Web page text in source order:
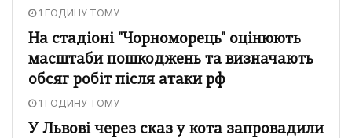
1 ГОДИНУ ТОМУ
На стадіоні "Чорноморець" оцінюють
масштаби пошкоджень та визначають
обсяг робіт після атаки рф
1 ГОДИНУ ТОМУ
У Львові через сказ у кота запровадили